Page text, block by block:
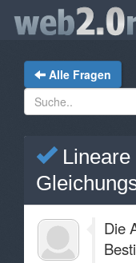
Alle Fragen
Lineare
Die